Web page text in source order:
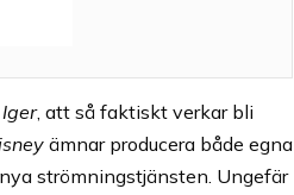
, att så faktiskt verkar bli
ämnar producera både egna
strömningstjänsten. Ungefär